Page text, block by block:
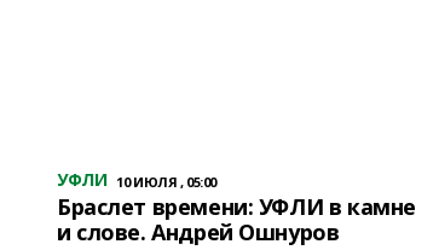
УФЛИ 10 ИЮЛЯ , 05:00
Браслет времени: УФЛИ в камне
и слове. Андрей Ошнуров